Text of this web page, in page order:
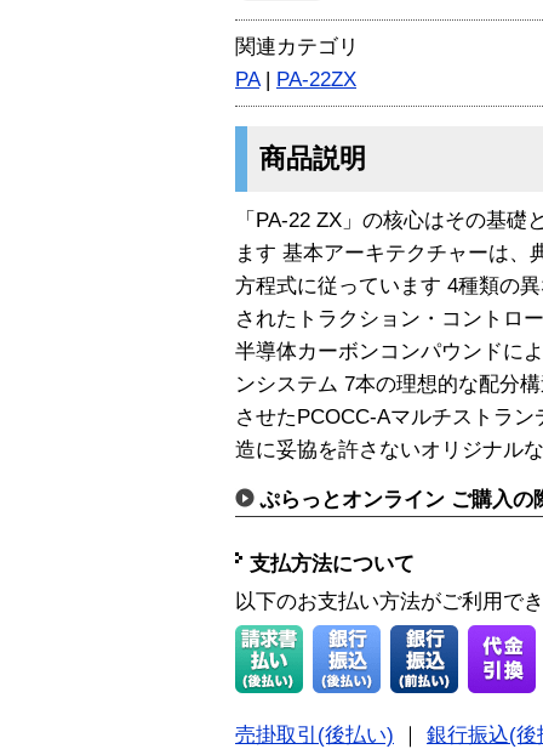
関連カテゴリ
PA| PA-22ZX
商品説明
「PA-22 ZX」の核心はその基
ます 基本アーキテクチャーは、
方程式に従っています 4種類の
されたトラクション・コントロ
半導体カーボンコンパウンドに
ンシステム 7本の理想的な配分
させたPCOCC-Aマルチストラ
造に妥協を許さないオリジナル
ぷらっとオンライン ご購入の
支払方法について
以下のお支払い方法がご利用で
売掛取引(後払い)
銀行振込(後